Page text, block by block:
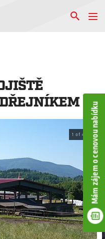
Mám zájem o cenovou nabídku
1 of 4